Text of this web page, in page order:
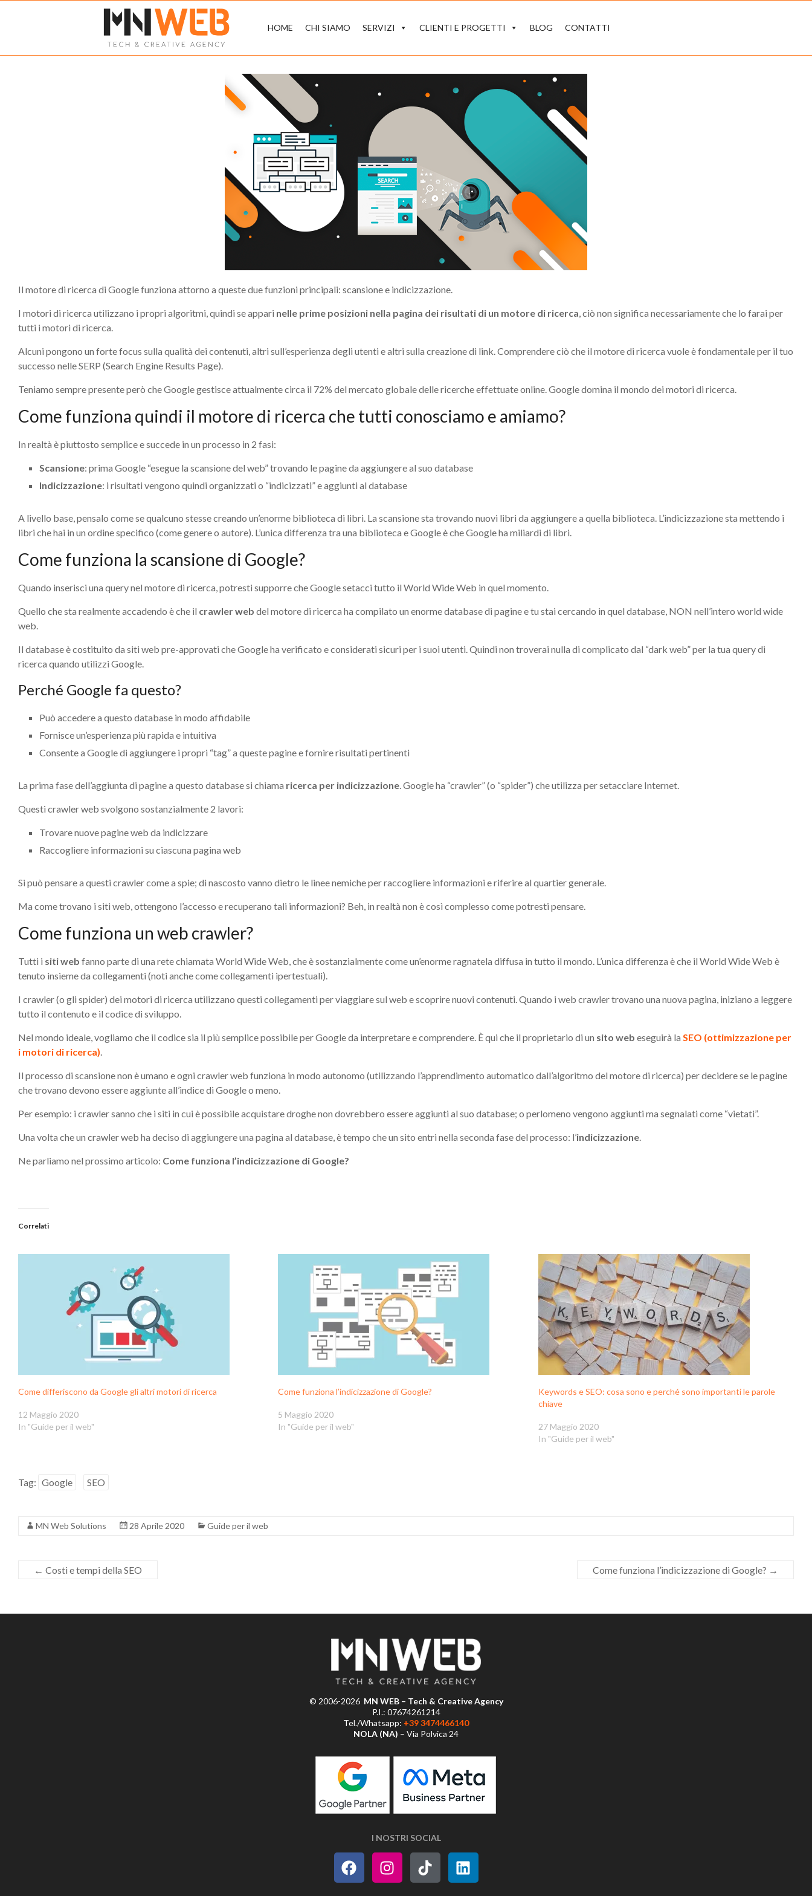
HOME CHI SIAMO SERVIZI CLIENTI E PROGETTI BLOG CONTATTI
Il motore di ricerca di Google funziona attorno a queste due funzioni principali: scansione e indicizzazione.
I motori di ricerca utilizzano i propri algoritmi, quindi se appari nelle prime posizioni nella pagina dei risultati di un motore di ricerca, ciò non significa necessariamente che lo farai per
tutti i motori di ricerca.
Alcuni pongono un forte focus sulla qualità dei contenuti, altri sull’esperienza degli utenti e altri sulla creazione di link. Comprendere ciò che il motore di ricerca vuole è fondamentale per il tuo
successo nelle SERP (Search Engine Results Page).
Teniamo sempre presente però che Google gestisce attualmente circa il 72% del mercato globale delle ricerche effettuate online. Google domina il mondo dei motori di ricerca.
Come funziona quindi il motore di ricerca che tutti conosciamo e amiamo?
In realtà è piuttosto semplice e succede in un processo in 2 fasi:
Scansione: prima Google “esegue la scansione del web” trovando le pagine da aggiungere al suo database
Indicizzazione: i risultati vengono quindi organizzati o “indicizzati” e aggiunti al database
A livello base, pensalo come se qualcuno stesse creando un’enorme biblioteca di libri. La scansione sta trovando nuovi libri da aggiungere a quella biblioteca. L’indicizzazione sta mettendo i
libri che hai in un ordine specifico (come genere o autore). L’unica differenza tra una biblioteca e Google è che Google ha miliardi di libri.
Come funziona la scansione di Google?
Quando inserisci una query nel motore di ricerca, potresti supporre che Google setacci tutto il World Wide Web in quel momento.
Quello che sta realmente accadendo è che il crawler web del motore di ricerca ha compilato un enorme database di pagine e tu stai cercando in quel database, NON nell’intero world wide
web.
Il database è costituito da siti web pre-approvati che Google ha verificato e considerati sicuri per i suoi utenti. Quindi non troverai nulla di complicato dal “dark web” per la tua query di
ricerca quando utilizzi Google.
Perché Google fa questo?
Può accedere a questo database in modo affidabile
Fornisce un’esperienza più rapida e intuitiva
Consente a Google di aggiungere i propri “tag” a queste pagine e fornire risultati pertinenti
La prima fase dell’aggiunta di pagine a questo database si chiama ricerca per indicizzazione. Google ha “crawler” (o “spider”) che utilizza per setacciare Internet.
Questi crawler web svolgono sostanzialmente 2 lavori:
Trovare nuove pagine web da indicizzare
Raccogliere informazioni su ciascuna pagina web
Si può pensare a questi crawler come a spie; di nascosto vanno dietro le linee nemiche per raccogliere informazioni e riferire al quartier generale.
Ma come trovano i siti web, ottengono l’accesso e recuperano tali informazioni? Beh, in realtà non è così complesso come potresti pensare.
Come funziona un web crawler?
Tutti i siti web fanno parte di una rete chiamata World Wide Web, che è sostanzialmente come un’enorme ragnatela diffusa in tutto il mondo. L’unica differenza è che il World Wide Web è
tenuto insieme da collegamenti (noti anche come collegamenti ipertestuali).
I crawler (o gli spider) dei motori di ricerca utilizzano questi collegamenti per viaggiare sul web e scoprire nuovi contenuti. Quando i web crawler trovano una nuova pagina, iniziano a leggere
tutto il contenuto e il codice di sviluppo.
Nel mondo ideale, vogliamo che il codice sia il più semplice possibile per Google da interpretare e comprendere. È qui che il proprietario di un sito web eseguirà la SEO (ottimizzazione per
i motori di ricerca).
Il processo di scansione non è umano e ogni crawler web funziona in modo autonomo (utilizzando l’apprendimento automatico dall’algoritmo del motore di ricerca) per decidere se le pagine
che trovano devono essere aggiunte all’indice di Google o meno.
Per esempio: i crawler sanno che i siti in cui è possibile acquistare droghe non dovrebbero essere aggiunti al suo database; o perlomeno vengono aggiunti ma segnalati come “vietati”.
Una volta che un crawler web ha deciso di aggiungere una pagina al database, è tempo che un sito entri nella seconda fase del processo: l’indicizzazione.
Ne parliamo nel prossimo articolo: Come funziona l’indicizzazione di Google?
Correlati
Come differiscono da Google gli altri motori di ricerca
12 Maggio 2020
In "Guide per il web"
Come funziona l’indicizzazione di Google?
5 Maggio 2020
In "Guide per il web"
Keywords e SEO: cosa sono e perché sono importanti le parole
chiave
27 Maggio 2020
In "Guide per il web"
Tag: Google SEO
MN Web Solutions 28 Aprile 2020 Guide per il web
← Costi e tempi della SEO Come funziona l’indicizzazione di Google? →
© 2006-2026 MN WEB – Tech & Creative Agency
P.I.: 07674261214
Tel./Whatsapp: +39 3474466140
NOLA (NA) – Via Polvica 24
I NOSTRI SOCIAL